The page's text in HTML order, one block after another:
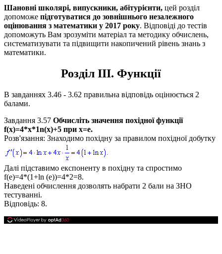
Шановні школярі, випускники, абітурієнти, цей розділ
допоможе підготуватися до зовнішнього незалежного
оцінювання з математики у 2017 року. Відповіді до тестів
допоможуть Вам зрозуміти матеріал та методику обчислень,
систематизувати та підвищити накопичений рівень знань з
математики.
Розділ III. Функції
В завданнях 3.46 - 3.62 правильна відповідь оцінюється 2
балами.
Завдання 3.57 Обчисліть значення похідної функції
f(х)=4*х*1n(х)+5 при х=е.
Розв'язання: Знаходимо похідну за правилом похідної добутку
Далі підставимо експоненту в похідну та спростимо
f(е)=4*(1+ln (e))=4*2=8.
Наведені обчислення дозволять набрати 2 бали на ЗНО
тестуванні.
Відповідь: 8.